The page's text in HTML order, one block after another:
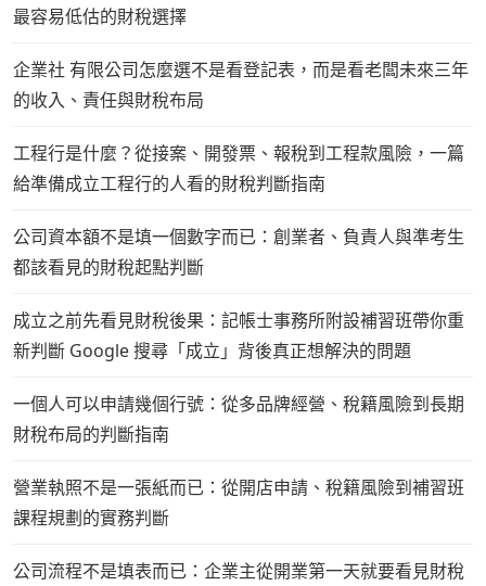
最容易低估的財稅選擇
企業社 有限公司怎麼選不是看登記表，而是看老闆未來三年
的收入、責任與財稅布局
工程行是什麼？從接案、開發票、報稅到工程款風險，一篇
給準備成立工程行的人看的財稅判斷指南
公司資本額不是填一個數字而已：創業者、負責人與準考生
都該看見的財稅起點判斷
成立之前先看見財稅後果：記帳士事務所附設補習班帶你重
新判斷 Google 搜尋「成立」背後真正想解決的問題
一個人可以申請幾個行號：從多品牌經營、稅籍風險到長期
財稅布局的判斷指南
營業執照不是一張紙而已：從開店申請、稅籍風險到補習班
課程規劃的實務判斷
公司流程不是填表而已：企業主從開業第一天就要看見財稅